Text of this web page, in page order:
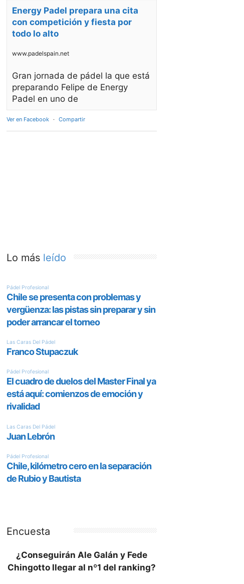
Energy Padel prepara una cita
con competición y fiesta por
todo lo alto
www.padelspain.net
Gran jornada de pádel la que está
preparando Felipe de Energy
Padel en uno de
Ver en Facebook · Compartir
Lo más leído
Encuesta
¿Conseguirán Ale Galán y Fede
Chingotto llegar al nº1 del ranking?